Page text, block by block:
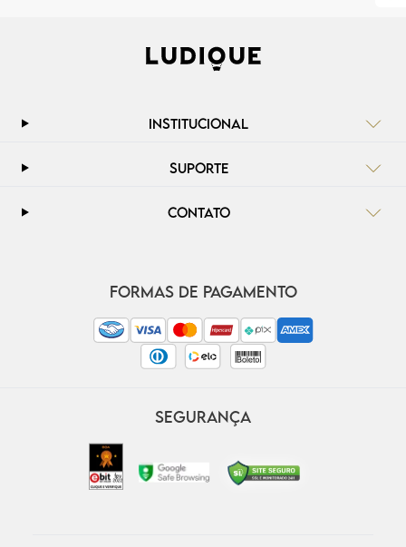
INSTITUCIONAL
SUPORTE
CONTATO
FORMAS DE PAGAMENTO
SEGURANÇA